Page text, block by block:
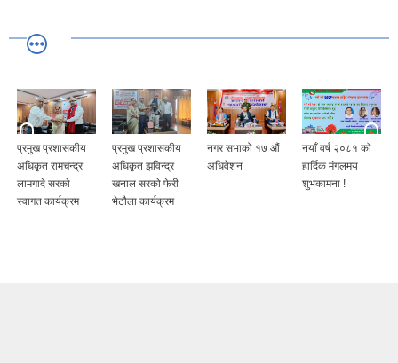
प्रमुख प्रशासकीय
अधिकृत रामचन्द्र
लामगादे सरको
स्वागत कार्यक्रम
प्रमुख प्रशासकीय
अधिकृत झविन्द्र
खनाल सरको फेरी
भेटौला कार्यक्रम
नगर सभाको १७ औं
अधिवेशन
नयाँ वर्ष २०८१ को
हार्दिक मंगलमय
शुभकामना !